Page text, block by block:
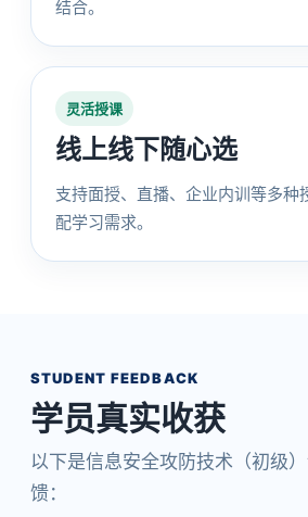
结合。
灵活授课
线上线下随心选
支持面授、直播、企业内训等多种
配学习需求。
STUDENT FEEDBACK
学员真实收获
以下是信息安全攻防技术（初级
馈：